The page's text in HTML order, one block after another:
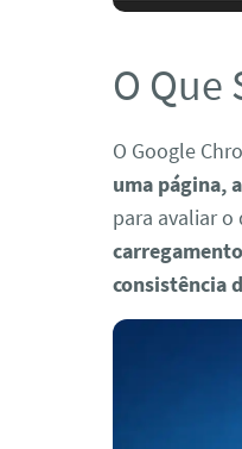
O Que
O Google
uma página,
para avaliar
consistência